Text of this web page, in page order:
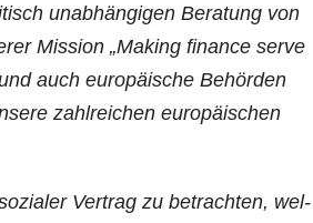
unab­hän­gi­gen Bera­tung von
Mis­si­on „Making finan­ce ser­ve
auch euro­päi­sche Behör­den
zahl­rei­chen euro­päi­schen
Ver­trag zu betrach­ten, wel­